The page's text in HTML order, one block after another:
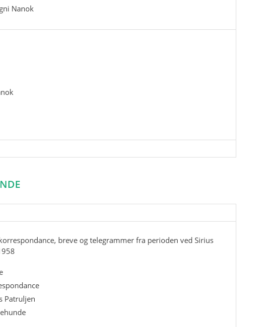
Nanok
breve og telegrammer fra perioden ved Sirius
Patruljen